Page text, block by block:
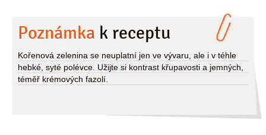
Poznámka k receptu
Kořenová zelenina se neuplatní jen ve vývaru, ale i v téhle
hebké, syté polévce. Užijte si kontrast křupavosti a jemných,
téměř krémových fazolí.